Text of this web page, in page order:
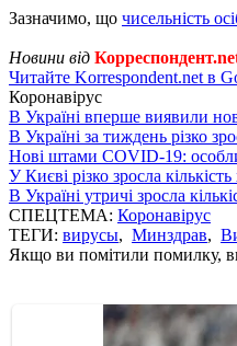
Зазначимо, що чисельність
Новини від
Читайте Korrespondent.net в
Коронавірус
В Україні вперше виявили
В Україні за тиждень різко
Нові штами COVID-19:
У Києві різко зросла
В Україні утричі зросла
СПЕЦТЕМА: Коронавірус
ТЕГИ: вирусы, Минздрав,
Якщо ви помітили помилку,